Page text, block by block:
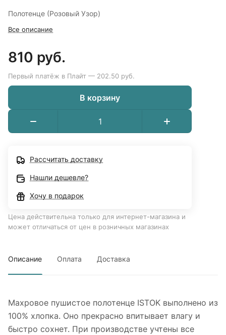
Полотенце (Розовый Узор)
Все описание
810 руб.
Первый платёж в Плайт — 202.50 руб.
В корзину
Рассчитать доставку
Нашли дешевле?
Хочу в подарок
Цена действительна только для интернет-магазина и
может отличаться от цен в розничных магазинах
Описание Оплата Доставка
Махровое пушистое полотенце ISTOK выполнено из
100% хлопка. Оно прекрасно впитывает влагу и
быстро сохнет. При производстве учтены все